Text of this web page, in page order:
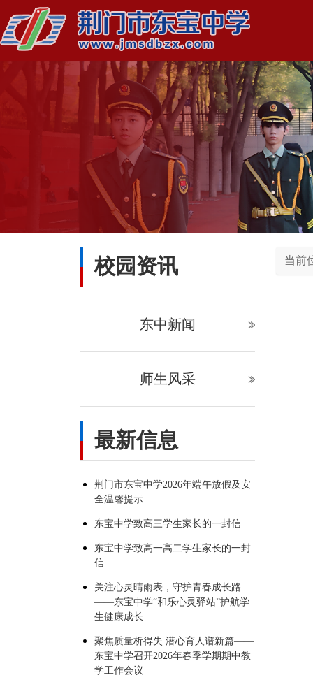
校园资讯
东中新闻
师生风采
最新信息
荆门市东宝中学2026年端午放假及安
全温馨提示
东宝中学致高三学生家长的一封信
东宝中学致高一高二学生家长的一封
信
关注心灵晴雨表，守护青春成长路
——东宝中学“和乐心灵驿站”护航学
生健康成长
聚焦质量析得失 潜心育人谱新篇——
东宝中学召开2026年春季学期期中教
学工作会议
当前